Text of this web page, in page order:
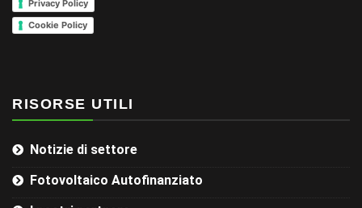
Privacy Policy
Cookie Policy
RISORSE UTILI
Notizie di settore
Fotovoltaico Autofinanziato